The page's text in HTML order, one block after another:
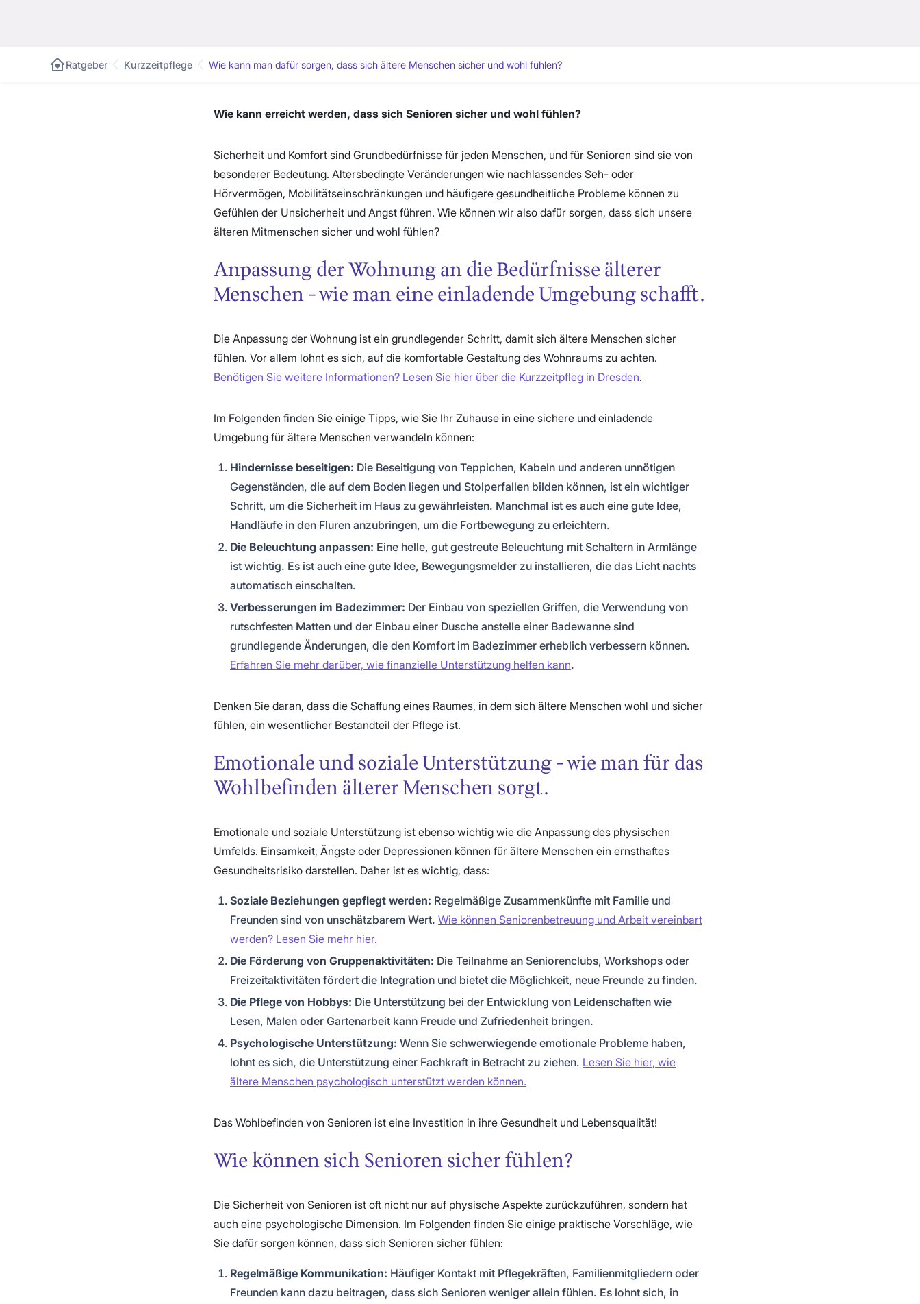
Ratgeber Kurzzeitpflege Wie kann man dafür sorgen, dass sich ältere Menschen sicher und wohl fühlen?
Wie kann erreicht werden, dass sich Senioren sicher und wohl fühlen?
Sicherheit und Komfort sind Grundbedürfnisse für jeden Menschen, und für Senioren sind sie von
besonderer Bedeutung. Altersbedingte Veränderungen wie nachlassendes Seh- oder
Hörvermögen, Mobilitätseinschränkungen und häufigere gesundheitliche Probleme können zu
Gefühlen der Unsicherheit und Angst führen. Wie können wir also dafür sorgen, dass sich unsere
älteren Mitmenschen sicher und wohl fühlen?
Anpassung der Wohnung an die Bedürfnisse älterer
Menschen - wie man eine einladende Umgebung schafft.
Die Anpassung der Wohnung ist ein grundlegender Schritt, damit sich ältere Menschen sicher
fühlen. Vor allem lohnt es sich, auf die komfortable Gestaltung des Wohnraums zu achten.
Benötigen Sie weitere Informationen? Lesen Sie hier über die Kurzzeitpfleg in Dresden.
Im Folgenden finden Sie einige Tipps, wie Sie Ihr Zuhause in eine sichere und einladende
Umgebung für ältere Menschen verwandeln können:
Hindernisse beseitigen: Die Beseitigung von Teppichen, Kabeln und anderen unnötigen
Gegenständen, die auf dem Boden liegen und Stolperfallen bilden können, ist ein wichtiger
Schritt, um die Sicherheit im Haus zu gewährleisten. Manchmal ist es auch eine gute Idee,
Handläufe in den Fluren anzubringen, um die Fortbewegung zu erleichtern.
Die Beleuchtung anpassen: Eine helle, gut gestreute Beleuchtung mit Schaltern in Armlänge
ist wichtig. Es ist auch eine gute Idee, Bewegungsmelder zu installieren, die das Licht nachts
automatisch einschalten.
Verbesserungen im Badezimmer: Der Einbau von speziellen Griffen, die Verwendung von
rutschfesten Matten und der Einbau einer Dusche anstelle einer Badewanne sind
grundlegende Änderungen, die den Komfort im Badezimmer erheblich verbessern können.
Erfahren Sie mehr darüber, wie finanzielle Unterstützung helfen kann.
Denken Sie daran, dass die Schaffung eines Raumes, in dem sich ältere Menschen wohl und sicher
fühlen, ein wesentlicher Bestandteil der Pflege ist.
Emotionale und soziale Unterstützung - wie man für das
Wohlbefinden älterer Menschen sorgt.
Emotionale und soziale Unterstützung ist ebenso wichtig wie die Anpassung des physischen
Umfelds. Einsamkeit, Ängste oder Depressionen können für ältere Menschen ein ernsthaftes
Gesundheitsrisiko darstellen. Daher ist es wichtig, dass:
Soziale Beziehungen gepflegt werden: Regelmäßige Zusammenkünfte mit Familie und
Freunden sind von unschätzbarem Wert. Wie können Seniorenbetreuung und Arbeit vereinbart
werden? Lesen Sie mehr hier.
Die Förderung von Gruppenaktivitäten: Die Teilnahme an Seniorenclubs, Workshops oder
Freizeitaktivitäten fördert die Integration und bietet die Möglichkeit, neue Freunde zu finden.
Die Pflege von Hobbys: Die Unterstützung bei der Entwicklung von Leidenschaften wie
Lesen, Malen oder Gartenarbeit kann Freude und Zufriedenheit bringen.
Psychologische Unterstützung: Wenn Sie schwerwiegende emotionale Probleme haben,
lohnt es sich, die Unterstützung einer Fachkraft in Betracht zu ziehen. Lesen Sie hier, wie
ältere Menschen psychologisch unterstützt werden können.
Das Wohlbefinden von Senioren ist eine Investition in ihre Gesundheit und Lebensqualität!
Wie können sich Senioren sicher fühlen?
Die Sicherheit von Senioren ist oft nicht nur auf physische Aspekte zurückzuführen, sondern hat
auch eine psychologische Dimension. Im Folgenden finden Sie einige praktische Vorschläge, wie
Sie dafür sorgen können, dass sich Senioren sicher fühlen:
Regelmäßige Kommunikation: Häufiger Kontakt mit Pflegekräften, Familienmitgliedern oder
Freunden kann dazu beitragen, dass sich Senioren weniger allein fühlen. Es lohnt sich, in